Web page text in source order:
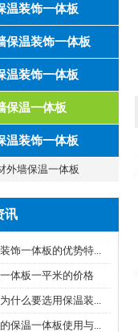
温装饰一体板
保温装饰一体板
温装饰一体板
保温一体板
温装饰一体板
外墙保温一体板
讯
饰一体板的优势特...
体板一平米的价格
什么要选用保温装...
保温一体板使用与...